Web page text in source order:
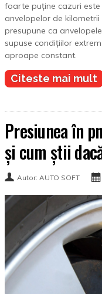
foarte puține cazuri
anvelopelor de
presupune ca
supuse condițiilor
aproape constant.
Citeste mai mult
Presiunea în
și cum știi
Autor: AUTO SOFT